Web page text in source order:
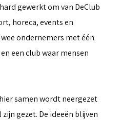
gewerkt om van DeClub
horeca, events en
ondernemers met één
een club waar mensen
samen wordt neergezet
gezet. De ideeën blijven